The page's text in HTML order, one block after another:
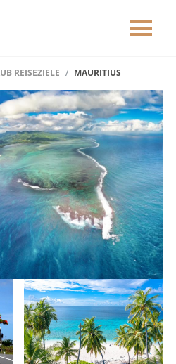
REISEZIELE MAURITIUS